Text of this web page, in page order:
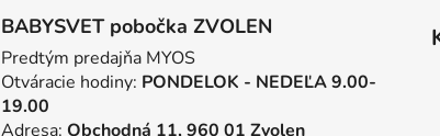
BABYSVET pobočka ZVOLEN
Predtým predajňa MYOS
Otváracie hodiny: PONDELOK - NEDEĽA 9.00-
19.00
Adresa: Obchodná 11, 960 01 Zvolen